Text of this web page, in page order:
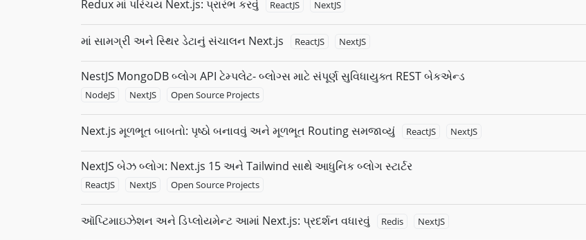
Redux માં પરિચય Next.js: પ્રારંભ કરવું ReactJS NextJS
માં સામગ્રી અને સ્થિર ડેટાનું સંચાલન Next.js ReactJS NextJS
NestJS MongoDB બ્લોગ API ટેમ્પલેટ- બ્લોગ્સ માટે સંપૂર્ણ સુવિધાયુક્ત REST બેકએન્ડ
NodeJS NextJS Open Source Projects
Next.js મૂળભૂત બાબતો: પૃષ્ઠો બનાવવું અને મૂળભૂત Routing સમજાવ્યું ReactJS NextJS
NextJS બેઝ બ્લોગ: Next.js 15 અને Tailwind સાથે આધુનિક બ્લોગ સ્ટાર્ટર
ReactJS NextJS Open Source Projects
ઑપ્ટિમાઇઝેશન અને ડિપ્લોયમેન્ટ આમાં Next.js: પ્રદર્શન વધારવું Redis NextJS